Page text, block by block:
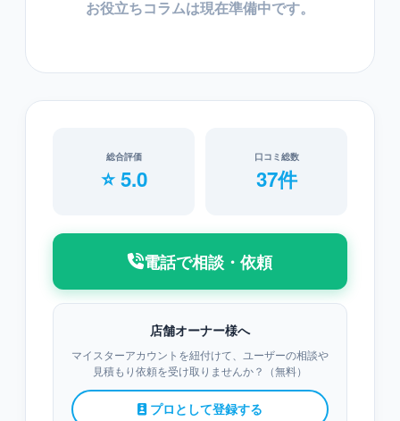
お役立ちコラムは現在準備中です。
総合評価
⭐ 5.0
口コミ総数
37件
電話で相談・依頼
店舗オーナー様へ
マイスターアカウントを紐付けて、ユーザーの相談や
見積もり依頼を受け取りませんか？（無料）
プロとして登録する